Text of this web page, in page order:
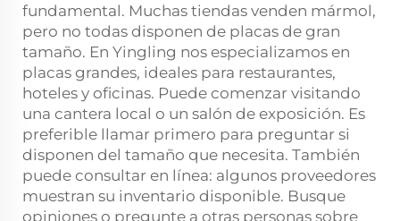
fundamental. Muchas tiendas venden mármol,
pero no todas disponen de placas de gran
tamaño. En Yingling nos especializamos en
placas grandes, ideales para restaurantes,
hoteles y oficinas. Puede comenzar visitando
una cantera local o un salón de exposición. Es
preferible llamar primero para preguntar si
disponen del tamaño que necesita. También
puede consultar en línea: algunos proveedores
muestran su inventario disponible. Busque
opiniones o pregunte a otras personas sobre